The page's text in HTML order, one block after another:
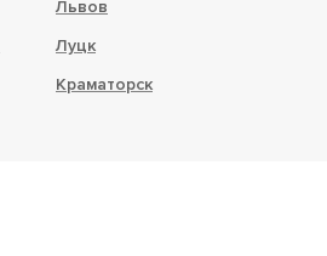
Львов
Луцк
Краматорск